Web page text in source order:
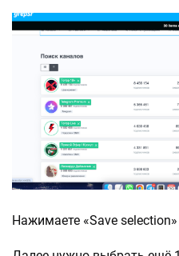
Нажимаете «Save selection»